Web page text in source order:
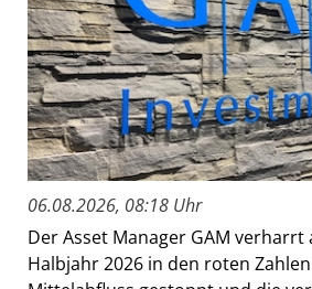
06.08.2026, 08:18 Uhr
Der Asset Manager GAM
Halbjahr 2026 in den roten